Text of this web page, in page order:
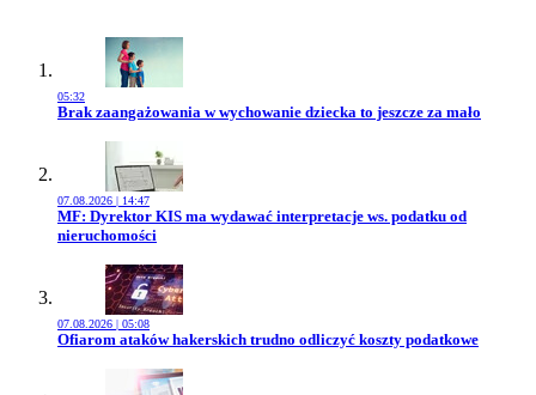
05:32
Przejdź do artykułu:
Brak zaangażowania w wychowanie dziecka to jeszcze za mało
07.08.2026 | 14:47
Przejdź do artykułu:
MF: Dyrektor KIS ma wydawać interpretacje ws. podatku od
nieruchomości
07.08.2026 | 05:08
Przejdź do artykułu:
Ofiarom ataków hakerskich trudno odliczyć koszty podatkowe